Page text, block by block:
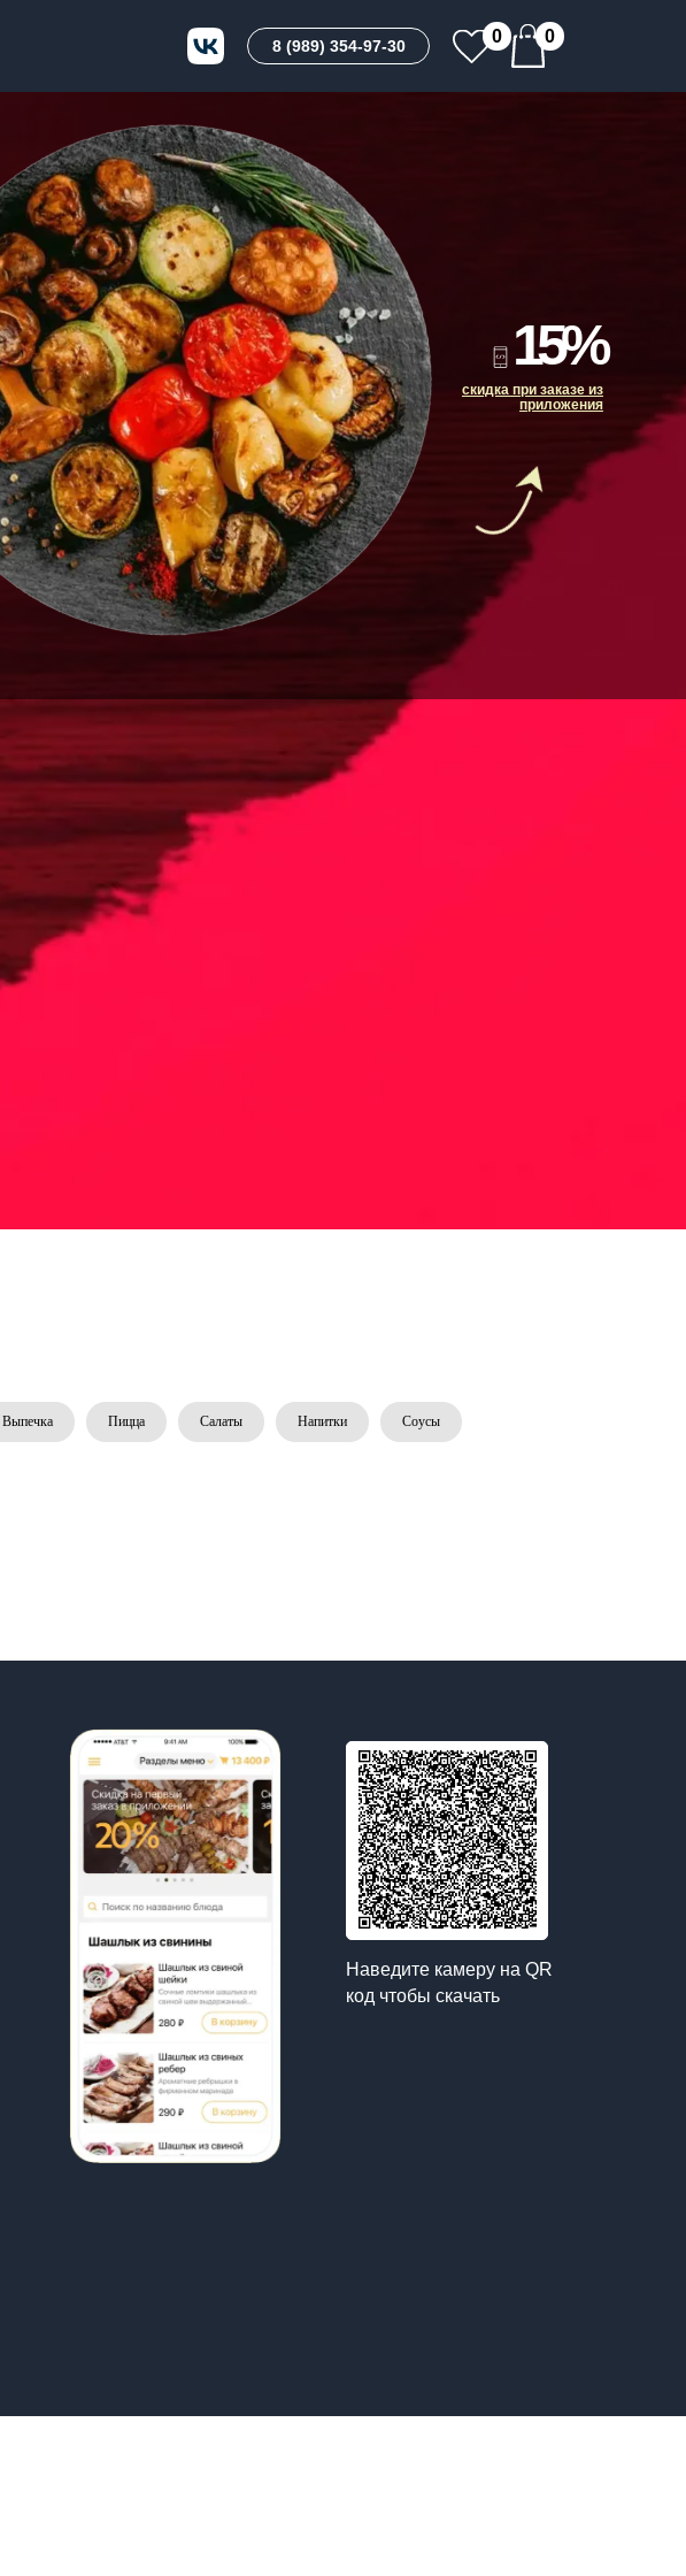
8 (989) 354-97-30 0
0
15%
скидка при заказе из
приложения
Выпечка Пицца Салаты Напитки Соусы
Наведите камеру на QR
код чтобы скачать